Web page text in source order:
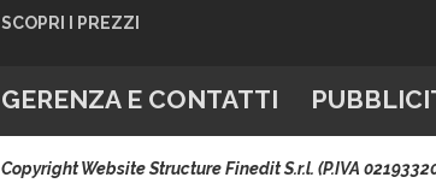
SCOPRI I PREZZI
GERENZA E CONTATTI
Copyright Website Structure Finedit S.r.l. (P.IVA